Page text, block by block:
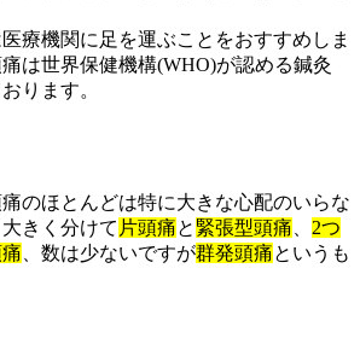
療機関に足を運ぶことをおすすめしま
は世界保健機構(WHO)が認める鍼灸
ります。
のほとんどは特に大きな心配のいらな
きく分けて 片頭痛と 緊張型頭痛
2つ
、数は少ないですが群発頭痛というも